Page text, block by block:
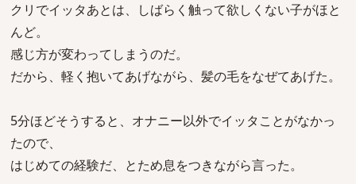
クリでイッタあとは、しばらく触って欲しくない子がほと
んど。
感じ方が変わってしまうのだ。
だから、軽く抱いてあげながら、髪の毛をなぜてあげた。
5分ほどそうすると、オナニー以外でイッタことがなかっ
たので、
はじめての経験だ、とため息をつきながら言った。